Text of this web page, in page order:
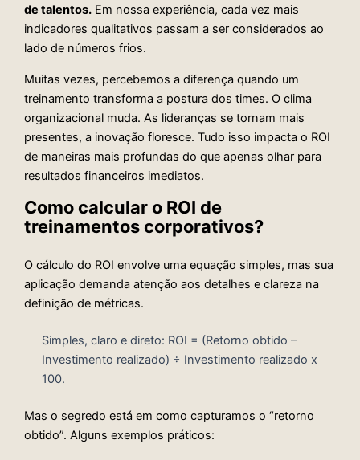
de talentos. Em nossa experiência, cada vez mais
indicadores qualitativos passam a ser considerados ao
lado de números frios.
Muitas vezes, percebemos a diferença quando um
treinamento transforma a postura dos times. O clima
organizacional muda. As lideranças se tornam mais
presentes, a inovação floresce. Tudo isso impacta o ROI
de maneiras mais profundas do que apenas olhar para
resultados financeiros imediatos.
Como calcular o ROI de
treinamentos corporativos?
O cálculo do ROI envolve uma equação simples, mas sua
aplicação demanda atenção aos detalhes e clareza na
definição de métricas.
Simples, claro e direto: ROI = (Retorno obtido –
Investimento realizado) ÷ Investimento realizado x
100.
Mas o segredo está em como capturamos o “retorno
obtido”. Alguns exemplos práticos: